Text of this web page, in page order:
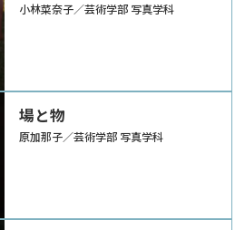
小林菜奈子／芸術学部 写真学科
場と物
原加那子／芸術学部 写真学科